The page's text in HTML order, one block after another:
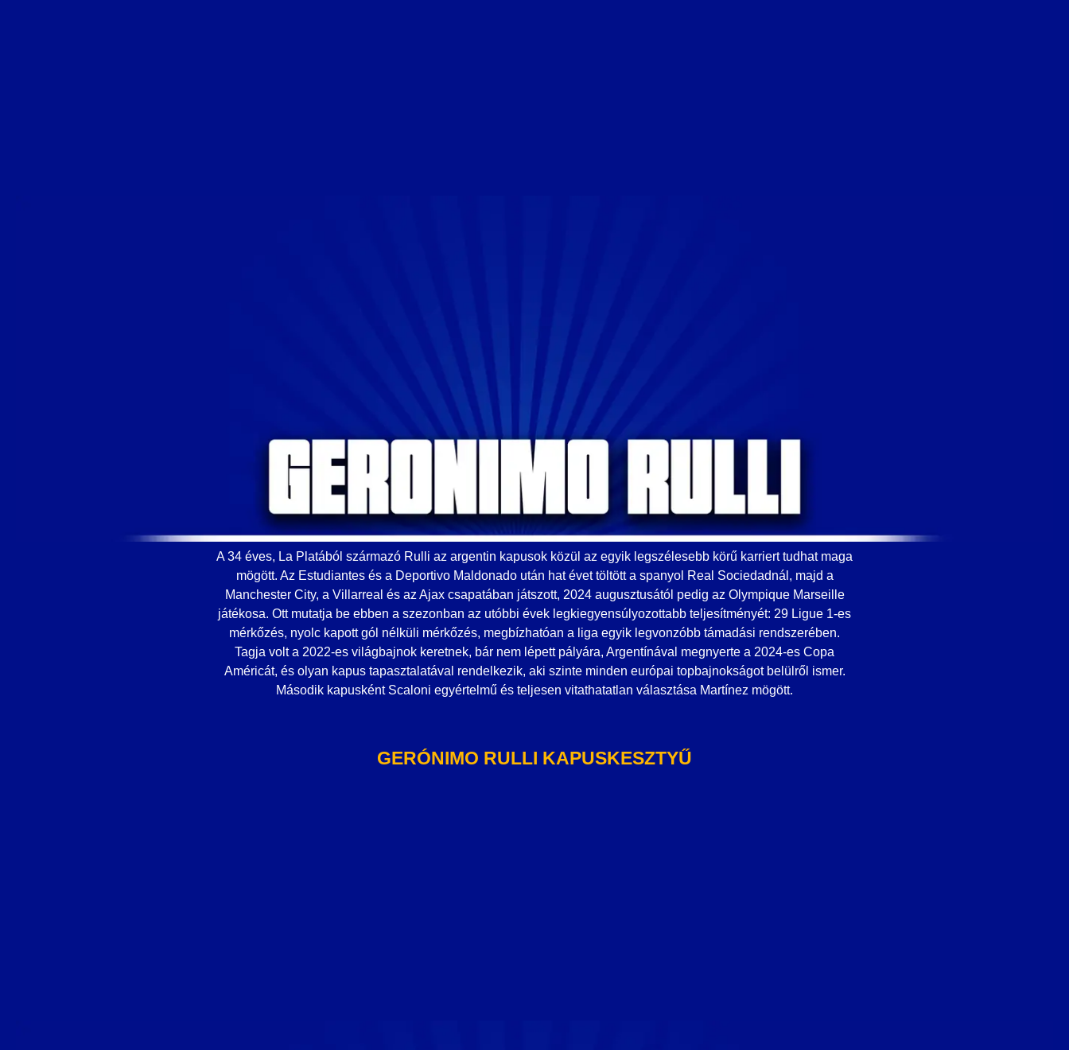
A 34 éves, La Platából származó Rulli az argentin kapusok közül az egyik legszélesebb körű karriert tudhat maga
mögött. Az Estudiantes és a Deportivo Maldonado után hat évet töltött a spanyol Real Sociedadnál, majd a
Manchester City, a Villarreal és az Ajax csapatában játszott, 2024 augusztusától pedig az Olympique Marseille
játékosa. Ott mutatja be ebben a szezonban az utóbbi évek legkiegyensúlyozottabb teljesítményét: 29 Ligue 1-es
mérkőzés, nyolc kapott gól nélküli mérkőzés, megbízhatóan a liga egyik legvonzóbb támadási rendszerében.
Tagja volt a 2022-es világbajnok keretnek, bár nem lépett pályára, Argentínával megnyerte a 2024-es Copa
Américát, és olyan kapus tapasztalatával rendelkezik, aki szinte minden európai topbajnokságot belülről ismer.
Második kapusként Scaloni egyértelmű és teljesen vitathatatlan választása Martínez mögött.
GERÓNIMO RULLI KAPUSKESZTYŰ